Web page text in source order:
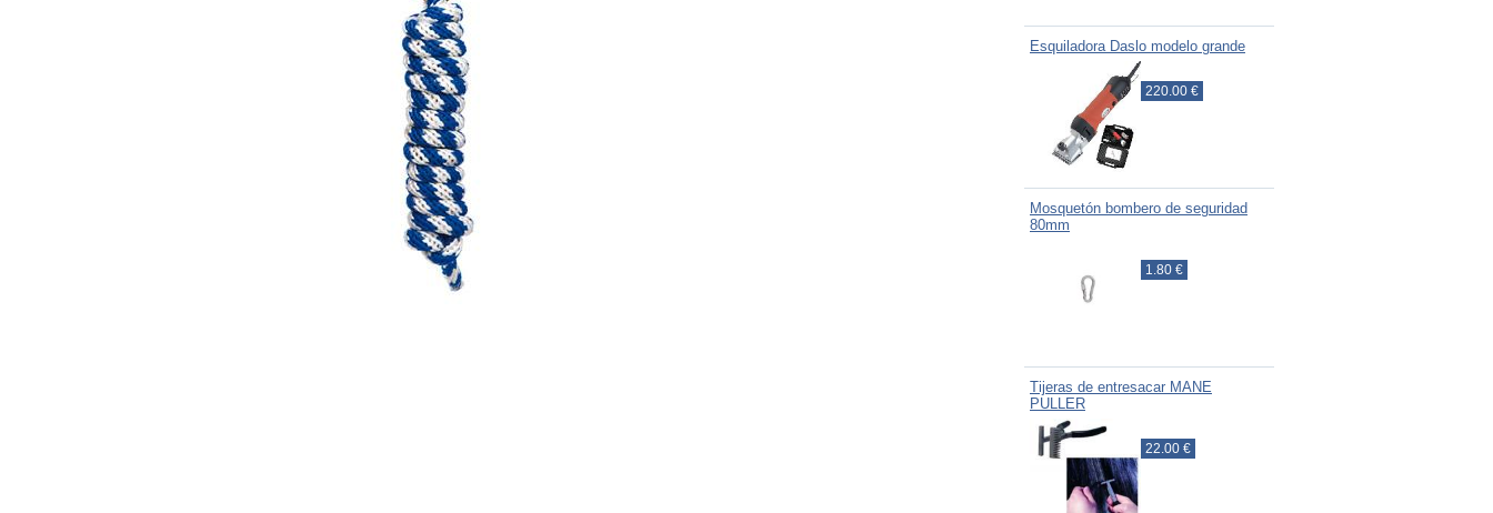
Esquiladora Daslo modelo grande
220.00 €
Mosquetón bombero de seguridad
80mm
1.80 €
Tijeras de entresacar MANE
PULLER
22.00 €